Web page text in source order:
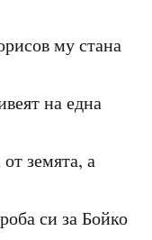
му стана
на една
земята, а
си за Бойко